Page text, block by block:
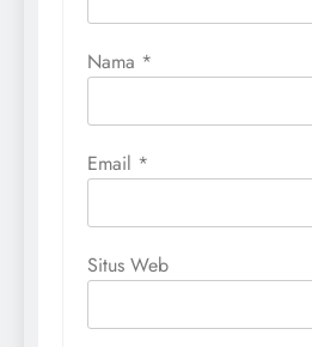
Nama *
Email *
Situs Web